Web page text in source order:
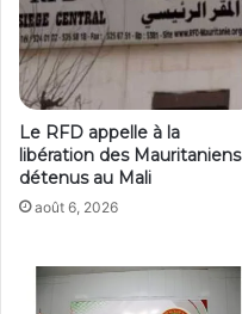
Le RFD appelle à la
libération des Mauritaniens
détenus au Mali
août 6, 2026